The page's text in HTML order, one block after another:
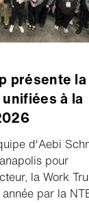
présente la
à la
d'Aebi
pour
la Work
par la